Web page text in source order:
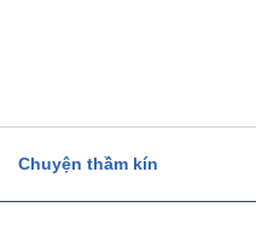
Chuyện thầm kín